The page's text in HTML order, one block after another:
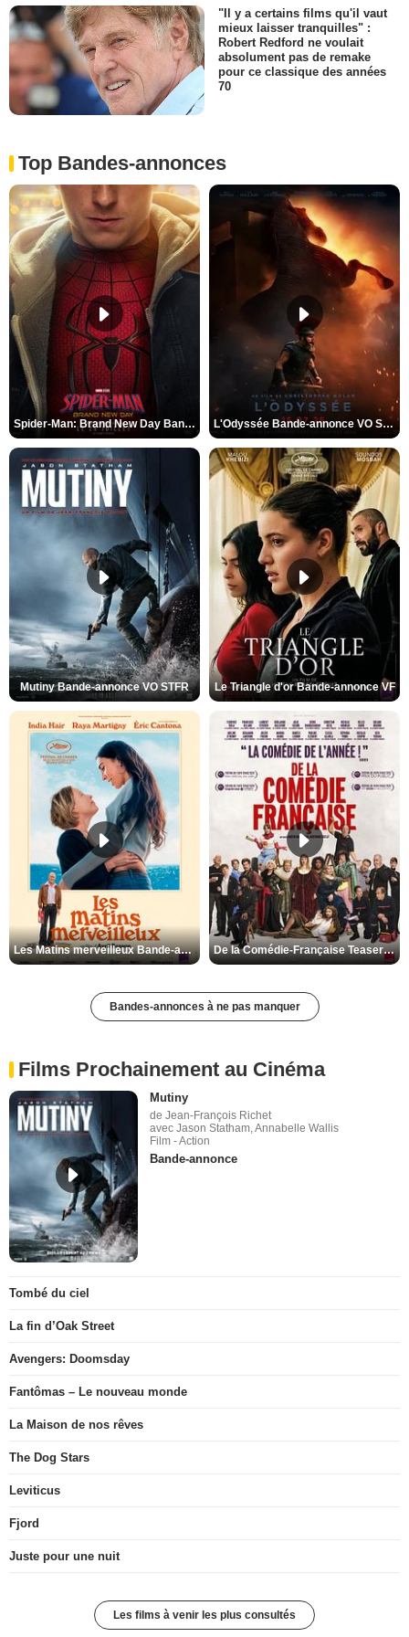
"Il y a certains films qu'il vaut
mieux laisser tranquilles" :
Robert Redford ne voulait
absolument pas de remake
pour ce classique des années
70
Top Bandes-annonces
Spider-Man: Brand New Day Bande-annonce VO STFR L'Odyssée Bande-annonce VO STFR
Mutiny Bande-annonce VO STFR Le Triangle d'or Bande-annonce VF
Les Matins merveilleux Bande-annonce VF De la Comédie-Française Teaser VF
Bandes-annonces à ne pas manquer
Films Prochainement au Cinéma
Mutiny
de Jean-François Richet
avec Jason Statham, Annabelle Wallis
Film - Action
Bande-annonce
Tombé du ciel
La fin d’Oak Street
Avengers: Doomsday
Fantômas – Le nouveau monde
La Maison de nos rêves
The Dog Stars
Leviticus
Fjord
Juste pour une nuit
Les films à venir les plus consultés